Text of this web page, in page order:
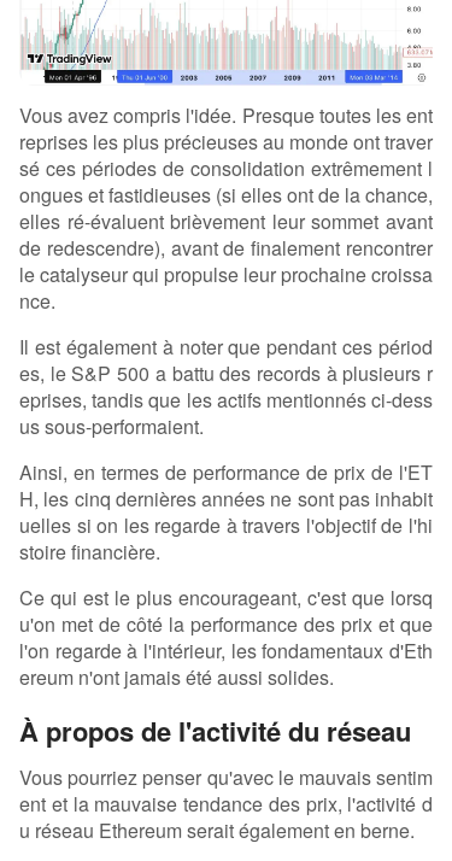
Vous avez compris l'idée. Presque toutes les ent
reprises les plus précieuses au monde ont traver
sé ces périodes de consolidation extrêmement l
ongues et fastidieuses (si elles ont de la chance,
elles ré-évaluent brièvement leur sommet avant
de redescendre), avant de finalement rencontrer
le catalyseur qui propulse leur prochaine croissa
nce.
Il est également à noter que pendant ces périod
es, le S&P 500 a battu des records à plusieurs r
eprises, tandis que les actifs mentionnés ci-dess
us sous-performaient.
Ainsi, en termes de performance de prix de l'ET
H, les cinq dernières années ne sont pas inhabit
uelles si on les regarde à travers l'objectif de l'hi
stoire financière.
Ce qui est le plus encourageant, c'est que lorsq
u'on met de côté la performance des prix et que
l'on regarde à l'intérieur, les fondamentaux d'Eth
ereum n'ont jamais été aussi solides.
À propos de l'activité du réseau
Vous pourriez penser qu'avec le mauvais sentim
ent et la mauvaise tendance des prix, l'activité d
u réseau Ethereum serait également en berne.